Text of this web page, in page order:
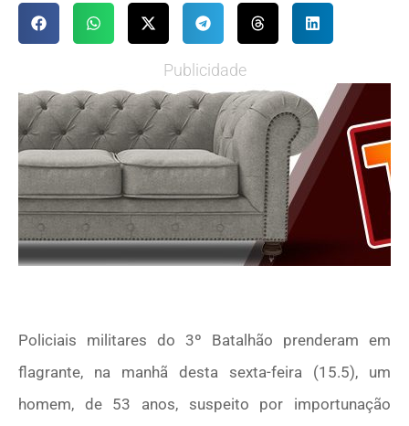
Publicidade
Policiais militares do 3º Batalhão prenderam em
flagrante, na manhã desta sexta-feira (15.5), um
homem, de 53 anos, suspeito por importunação